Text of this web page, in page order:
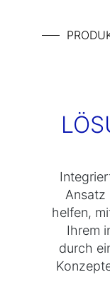
Ansatz
helfen,
Ihrem
durch